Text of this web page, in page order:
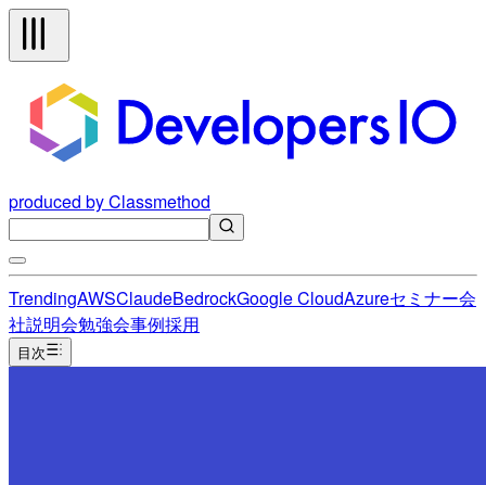
produced by Classmethod
TrendingAWSClaudeBedrockGoogle CloudAzureセミナー会
社説明会勉強会事例採用
目次